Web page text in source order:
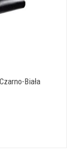
Biała